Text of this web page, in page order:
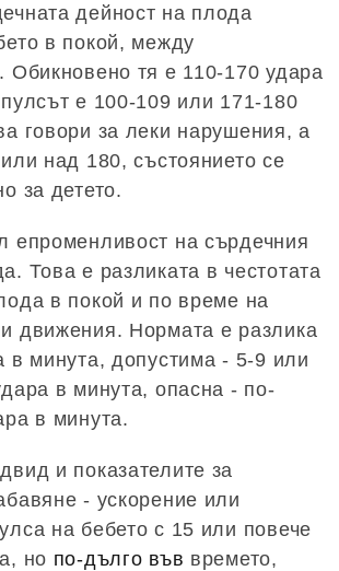
дейност на плода
в покой, между
Обикновено тя е 110-170 удара
е 100-109 или 171-180
говори за леки нарушения, а
над 180, състоянието се
за детето.
епроменливост на сърдечния
Това е разликата в честотата
в покой и по време на
движения. Нормата е разлика
в минута, допустима - 5-9 или
в минута, опасна - по-
в минута.
и показателите за
- ускорение или
на бебето с 15 или повече
но по-дълго във времето,